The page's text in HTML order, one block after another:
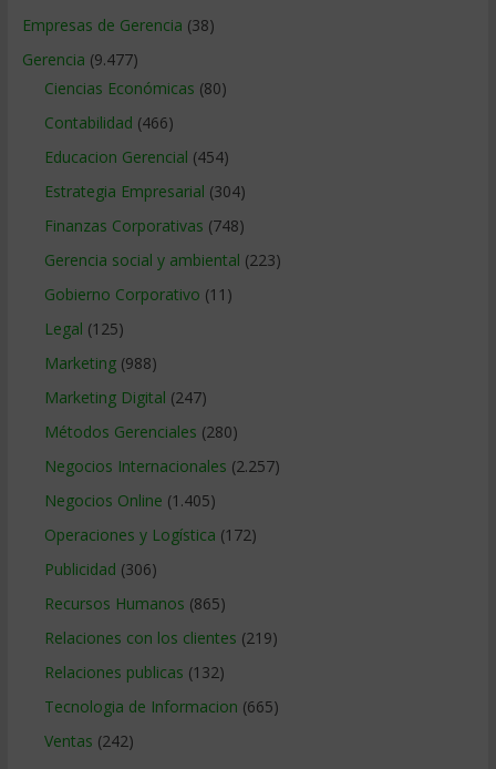
Empresas de Gerencia (38)
Gerencia (9.477)
Ciencias Económicas (80)
Contabilidad (466)
Educacion Gerencial (454)
Estrategia Empresarial (304)
Finanzas Corporativas (748)
Gerencia social y ambiental (223)
Gobierno Corporativo (11)
Legal (125)
Marketing(988)
Marketing Digital (247)
Métodos Gerenciales (280)
Negocios Internacionales (2.257)
Negocios Online (1.405)
Operaciones y Logística (172)
Publicidad (306)
Recursos Humanos (865)
Relaciones con los clientes (219)
Relaciones publicas (132)
Tecnologia de Informacion (665)
Ventas (242)